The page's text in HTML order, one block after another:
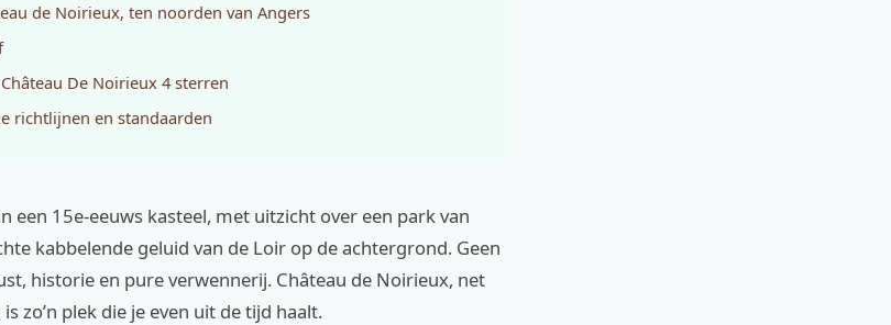
de Noirieux, ten noorden van Angers
De Noirieux 4 sterren
richtlijnen en standaarden
een 15e-eeuws kasteel, met uitzicht over een park van
kabbelende geluid van de Loir op de achtergrond. Geen
historie en pure verwennerij. Château de Noirieux, net
zo’n plek die je even uit de tijd haalt.